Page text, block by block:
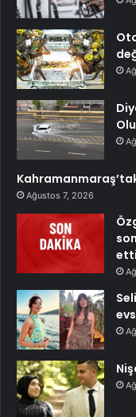
Ağustos 7, 2026
etti